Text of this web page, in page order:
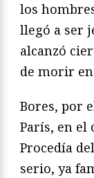
los
llegó a ser
alcanzó
de morir
Bores, por
París, en el
Procedía
serio, ya